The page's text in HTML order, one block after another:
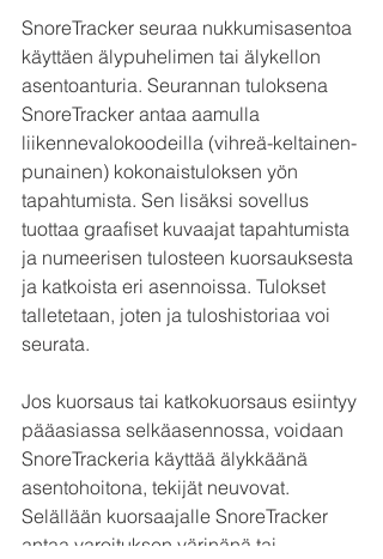
SnoreTracker seuraa nukkumisasentoa
käyttäen älypuhelimen tai älykellon
asentoanturia. Seurannan tuloksena
SnoreTracker antaa aamulla
liikennevalokoodeilla (vihreä-keltainen-
punainen) kokonaistuloksen yön
tapahtumista. Sen lisäksi sovellus
tuottaa graafiset kuvaajat tapahtumista
ja numeerisen tulosteen kuorsauksesta
ja katkoista eri asennoissa. Tulokset
talletetaan, joten ja tuloshistoriaa voi
seurata.
Jos kuorsaus tai katkokuorsaus esiintyy
pääasiassa selkäasennossa, voidaan
SnoreTrackeria käyttää älykkäänä
asentohoitona, tekijät neuvovat.
Selällään kuorsaajalle SnoreTracker
antaa varoituksen värinänä tai